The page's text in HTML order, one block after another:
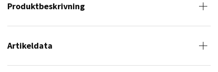
Produktbeskrivning
Artikeldata